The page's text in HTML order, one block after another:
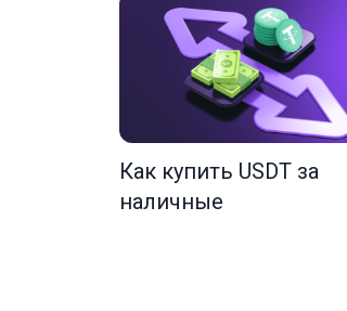
Как купить USDT за
наличные